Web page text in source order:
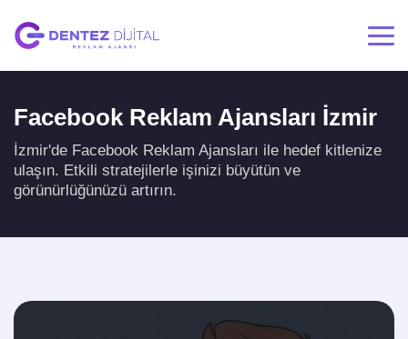
Facebook Reklam Ajansları İzmir
İzmir'de Facebook Reklam Ajansları ile hedef kitlenize
ulaşın. Etkili stratejilerle işinizi büyütün ve
görünürlüğünüzü artırın.